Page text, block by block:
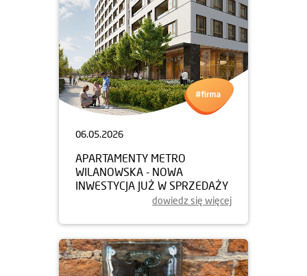
06.05.2026
APARTAMENTY METRO
WILANOWSKA - NOWA
INWESTYCJA JUŻ W SPRZEDAŻY
dowiedz się więcej